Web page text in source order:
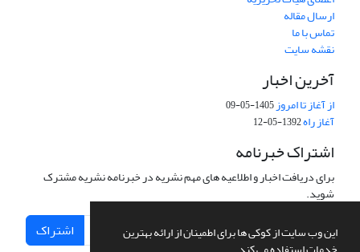
این وب سایت از کوکی ها برای اطمینان از ارائه بهترین
ارسال مقاله
تماس با ما
نقشه سایت
آخرین اخبار
از آغاز تا امروز1405-05-09
آغاز راه1392-05-12
اشتراک خبرنامه
برای دریافت اخبار و اطلاعیه های مهم نشریه در خبرنامه نشریه مشترک
شوید.
اشتراک